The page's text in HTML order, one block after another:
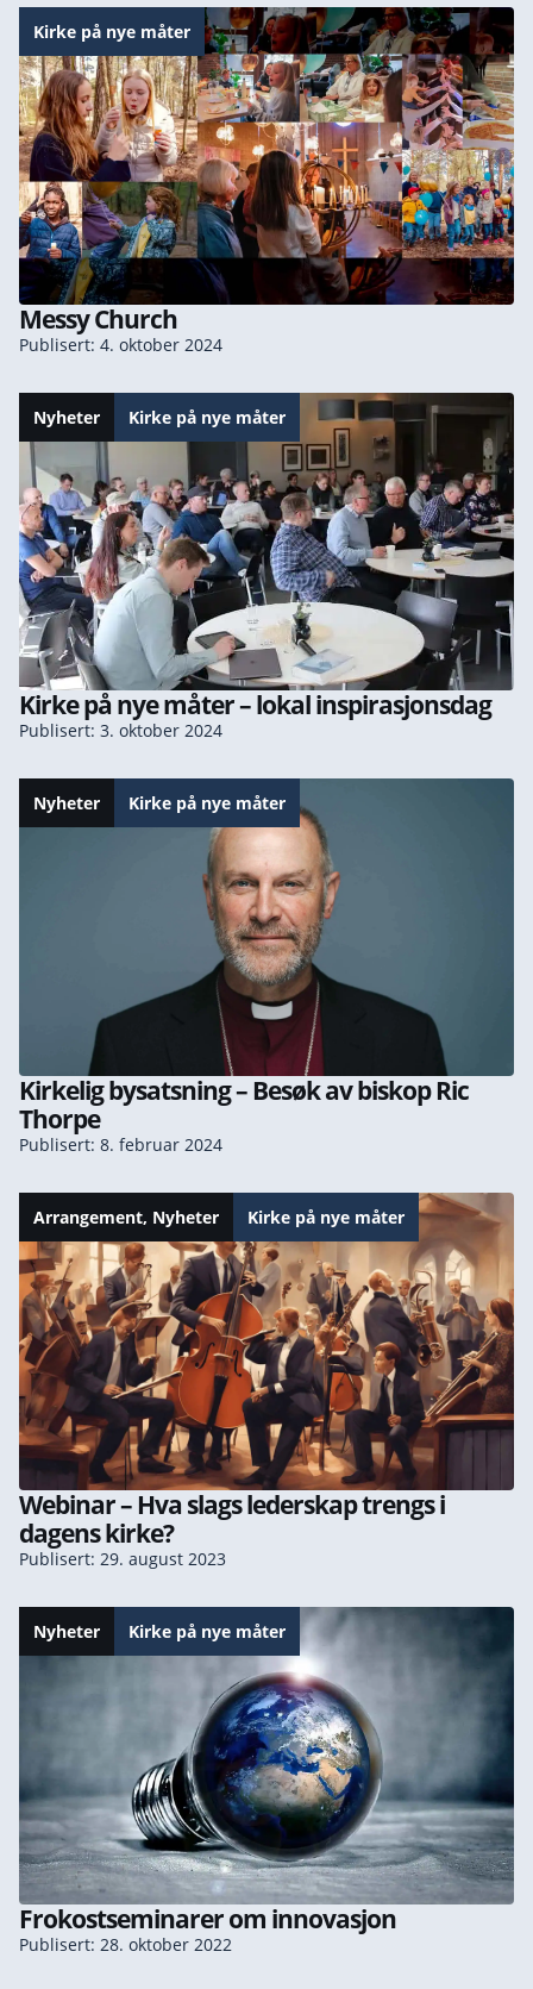
Kirke på nye måter
Messy Church
Publisert: 4. oktober 2024
Nyheter Kirke på nye måter
Kirke på nye måter – lokal inspirasjonsdag
Publisert: 3. oktober 2024
Nyheter Kirke på nye måter
Kirkelig bysatsning – Besøk av biskop Ric
Thorpe
Publisert: 8. februar 2024
Arrangement, Nyheter Kirke på nye måter
Webinar – Hva slags lederskap trengs i
dagens kirke?
Publisert: 29. august 2023
Nyheter Kirke på nye måter
Frokostseminarer om innovasjon
Publisert: 28. oktober 2022